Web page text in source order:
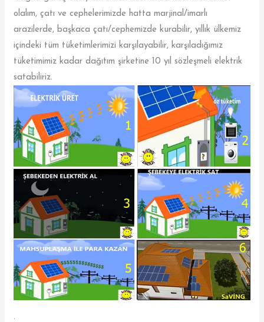
olalım, çatı ve cephelerimizde hatta marjinal/imarlı
arazilerde, başkaca çatı/cephemizde kurabilir, yıllık ülkemiz
içindeki tüm tüketimlerimizi karşılayabilir, karşıladığımız
tüketimimiz kadar dağıtım şirketine 10 yıl sözleşmeli elektrik
satabiliriz.
.